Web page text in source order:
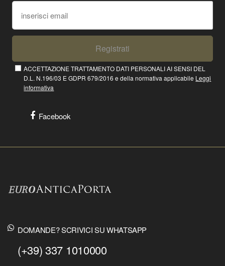
Registrati
ACCETTAZIONE TRATTAMENTO DATI PERSONALI AI SENSI DEL
D.L. N.196/03 E GDPR 679/2016 e della normativa applicabile Leggi
informativa
Facebook
DOMANDE? SCRIVICI SU WHATSAPP
(+39) 337 1010000